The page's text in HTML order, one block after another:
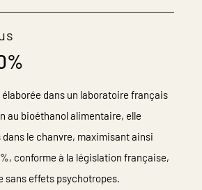
élaborée dans un laboratoire français
au bioéthanol alimentaire, elle
le chanvre, maximisant ainsi
conforme à la législation française,
effets psychotropes.